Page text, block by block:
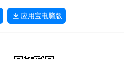
应用宝电脑版